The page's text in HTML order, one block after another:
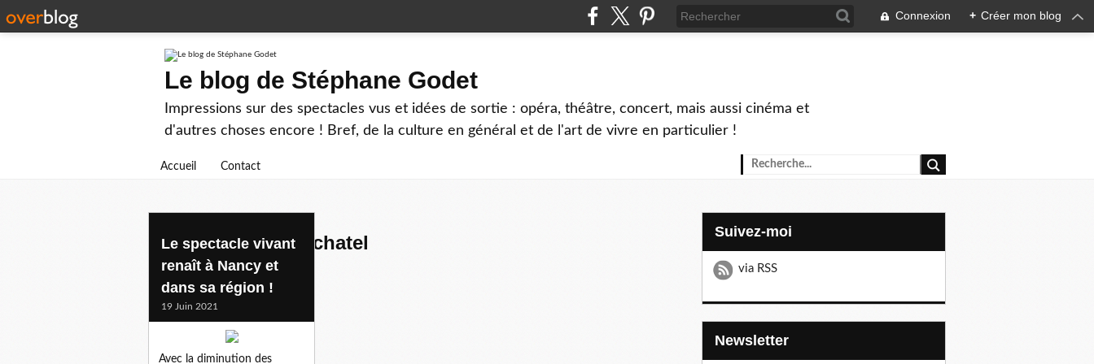
Connexion + Créer mon blog
Le blog de Stéphane Godet
Impressions sur des spectacles vus et idées de sortie : opéra, théâtre, concert, mais aussi cinéma et
d'autres choses encore ! Bref, de la culture en général et de l'art de vivre en particulier !
Accueil Contact
estivales d'hattonchatel
Le spectacle vivant
renaît à Nancy et
dans sa région !
19 Juin 2021
Avec la diminution des
Suivez-moi
via RSS
Newsletter